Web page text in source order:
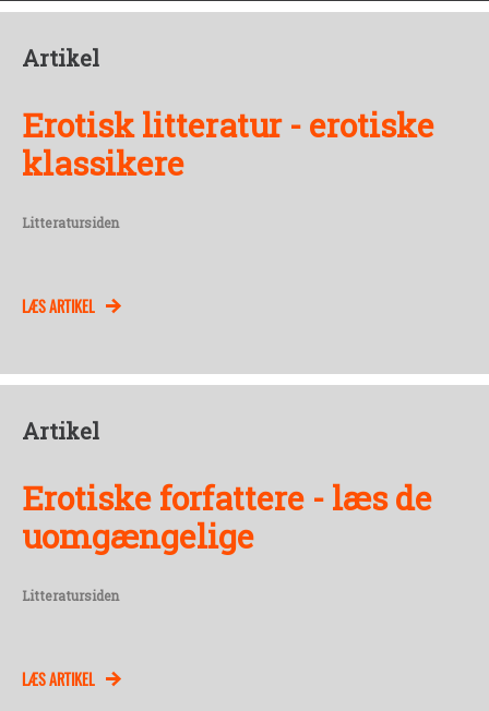
Artikel
Erotisk litteratur - erotiske
klassikere
Litteratursiden
LÆS ARTIKEL
Artikel
Erotiske forfattere - læs de
uomgængelige
Litteratursiden
LÆS ARTIKEL